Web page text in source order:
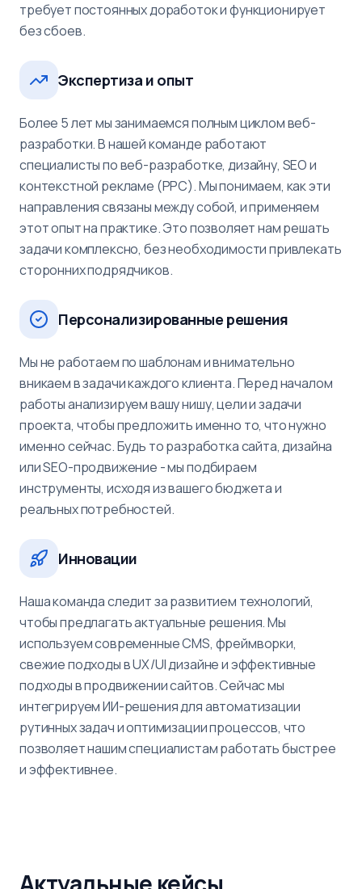
требует постоянных доработок и функционирует
без сбоев.
Экспертиза и опыт
Более 5 лет мы занимаемся полным циклом веб-
разработки. В нашей команде работают
специалисты по веб-разработке, дизайну, SEO и
контекстной рекламе (PPC). Мы понимаем, как эти
направления связаны между собой, и применяем
этот опыт на практике. Это позволяет нам решать
задачи комплексно, без необходимости привлекать
сторонних подрядчиков.
Персонализированные решения
Мы не работаем по шаблонам и внимательно
вникаем в задачи каждого клиента. Перед началом
работы анализируем вашу нишу, цели и задачи
проекта, чтобы предложить именно то, что нужно
именно сейчас. Будь то разработка сайта, дизайна
или SEO-продвижение - мы подбираем
инструменты, исходя из вашего бюджета и
реальных потребностей.
Инновации
Наша команда следит за развитием технологий,
чтобы предлагать актуальные решения. Мы
используем современные CMS, фреймворки,
свежие подходы в UX/UI дизайне и эффективные
подходы в продвижении сайтов. Сейчас мы
интегрируем ИИ-решения для автоматизации
рутинных задач и оптимизации процессов, что
позволяет нашим специалистам работать быстрее
и эффективнее.